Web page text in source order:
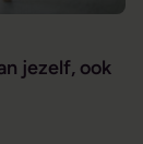
jezelf, ook